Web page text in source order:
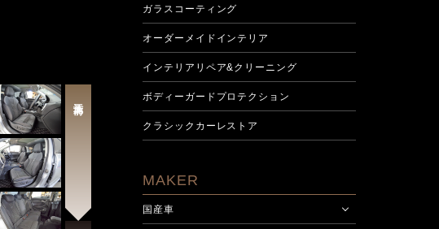
ガラスコーティング
オーダーメイドインテリア
インテリアリペア&クリーニング
ボディーガードプロテクション
クラシックカーレストア
MAKER
国産車